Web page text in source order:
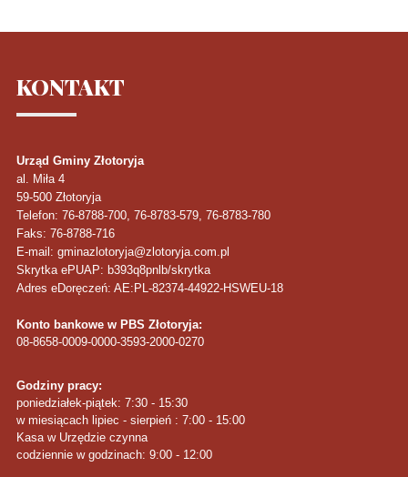
KONTAKT
Urząd Gminy Złotoryja
al. Miła 4
59-500 Złotoryja
Telefon: 76-8788-700, 76-8783-579, 76-8783-780
Faks: 76-8788-716
E-mail: gminazlotoryja@zlotoryja.com.pl
Skrytka ePUAP: b393q8pnlb/skrytka
Adres eDoręczeń: AE:PL-82374-44922-HSWEU-18
Konto bankowe w PBS Złotoryja:
08-8658-0009-0000-3593-2000-0270
Godziny pracy:
poniedziałek-piątek: 7:30 - 15:30
w miesiącach lipiec - sierpień : 7:00 - 15:00
Kasa w Urzędzie czynna
codziennie w godzinach: 9:00 - 12:00